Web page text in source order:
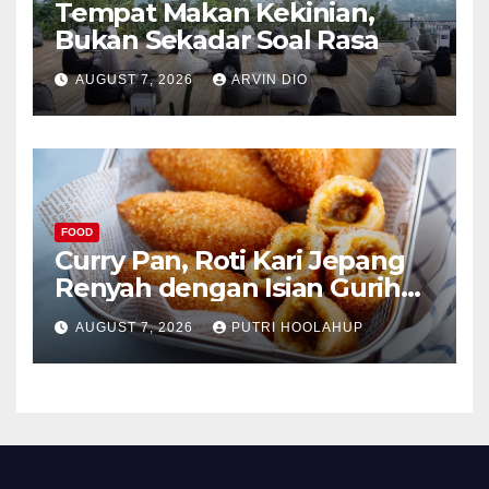
Tempat Makan Kekinian,
Bukan Sekadar Soal Rasa
AUGUST 7, 2026 ARVIN DIO
FOOD
Curry Pan, Roti Kari Jepang
Renyah dengan Isian Gurih
Menggoda
AUGUST 7, 2026 PUTRI HOOLAHUP